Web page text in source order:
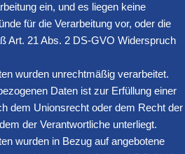
ein, und es liegen keine
für die Verarbeitung vor, oder die
Art. 21 Abs. 2 DS-GVO Widerspruch
wurden unrechtmäßig verarbeitet.
Daten ist zur Erfüllung einer
dem Unionsrecht oder dem Recht der
der Verantwortliche unterliegt.
wurden in Bezug auf angebotene